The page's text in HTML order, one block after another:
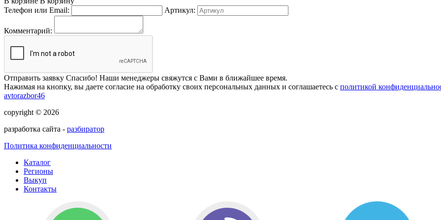
Телефон или Email:
Артикул:
Комментарий:
Отправить заявку Спасибо! Наши менеджеры свяжутся с Вами в ближайшее время.
Нажимая на кнопку, вы даете согласие на обработку своих персональных данных и соглашаетесь с политикой
avtorazbor46
copyright © 2026
разработка сайта - разбиратор
Политика конфиденциальности
Каталог
Регионы
Выкуп
Контакты